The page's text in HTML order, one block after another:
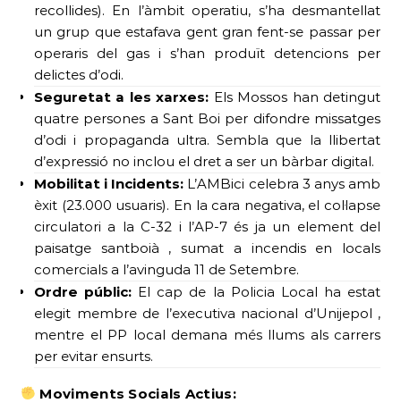
recollides). En l’àmbit operatiu, s’ha desmantellat
un grup que estafava gent gran fent-se passar per
operaris del gas i s’han produït detencions per
delictes d’odi.
Seguretat a les xarxes: Els Mossos han detingut
quatre persones a Sant Boi per difondre missatges
d’odi i propaganda ultra. Sembla que la llibertat
d’expressió no inclou el dret a ser un bàrbar digital.
Mobilitat i Incidents: L’AMBici celebra 3 anys amb
èxit (23.000 usuaris). En la cara negativa, el col·lapse
circulatori a la C-32 i l’AP-7 és ja un element del
paisatge santboià , sumat a incendis en locals
comercials a l’avinguda 11 de Setembre.
Ordre públic: El cap de la Policia Local ha estat
elegit membre de l’executiva nacional d’Unijepol ,
mentre el PP local demana més llums als carrers
per evitar ensurts.
Moviments Socials Actius: